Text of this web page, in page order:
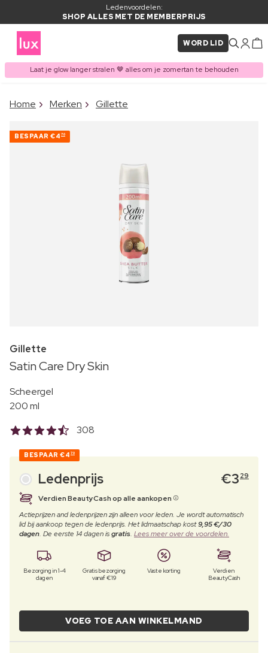
Ledenvoordelen:
SHOP ALLES MET DE MEMBERPRIJS
WORD LID
Laat je glow langer stralen 🤎 alles om je zomertan te behouden
ITEM TOEGEVOEGD AAN
Home Merken Gillette
BESPAAR €4 70
Gillette
Satin Care Dry Skin
Scheergel
200 ml
308
BESPAAR €4 70
Ledenprijs €3 29
Verdien BeautyCash op alle aankopen
Actieprijzen and ledenprijzen zijn alleen voor leden. Je wordt automatisch
lid bij aankoop tegen de ledenprijs. Het lidmaatschap kost9,95 €/30
dagen. De eerste 14 dagen isgratis. Lees meer over de voordelen.
Bezorging in 1-4
dagen
Gratis bezorging
vanaf €19
Vaste korting
Verdien
BeautyCash
VOEG TOE AAN WINKELMAND